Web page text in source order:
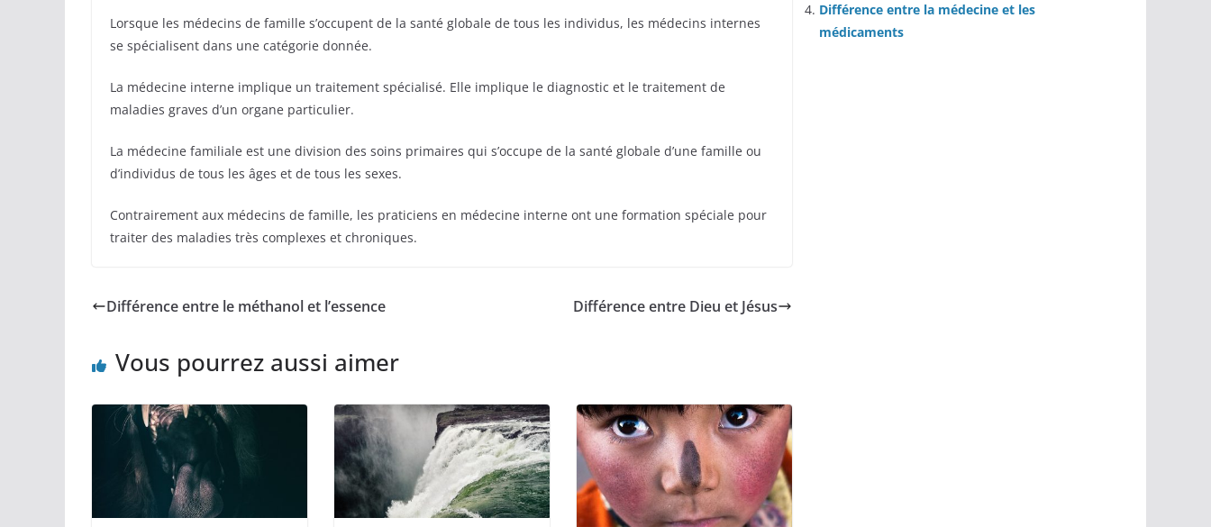
Lorsque les médecins de famille s’occupent de la santé globale de tous les individus, les médecins internes
se spécialisent dans une catégorie donnée.
La médecine interne implique un traitement spécialisé. Elle implique le diagnostic et le traitement de
maladies graves d’un organe particulier.
La médecine familiale est une division des soins primaires qui s’occupe de la santé globale d’une famille ou
d’individus de tous les âges et de tous les sexes.
Contrairement aux médecins de famille, les praticiens en médecine interne ont une formation spéciale pour
traiter des maladies très complexes et chroniques.
Différence entre le méthanol et l’essence Différence entre Dieu et Jésus
Vous pourrez aussi aimer
Différence entre la médecine et les
médicaments